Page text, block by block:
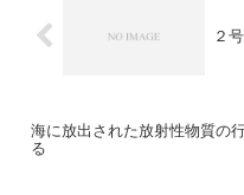
２
海に放出された放射性物質の
る